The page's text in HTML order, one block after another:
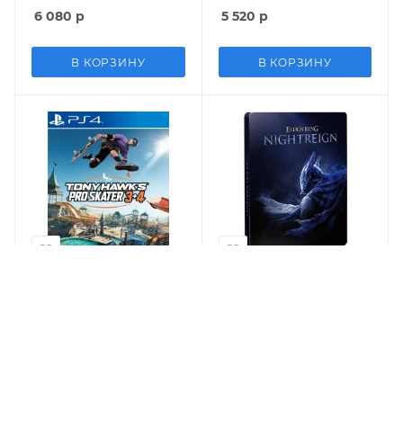
#588) (PS4)
6 080 р
В КОРЗИНУ
(PS4)
5 520 р
В КОРЗИНУ